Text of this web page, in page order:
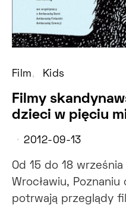
Film Kids
Filmy
dzieci w pięciu
2012-09-13
Od 15 do 18
Wrocławiu,
potrwają przeglądy